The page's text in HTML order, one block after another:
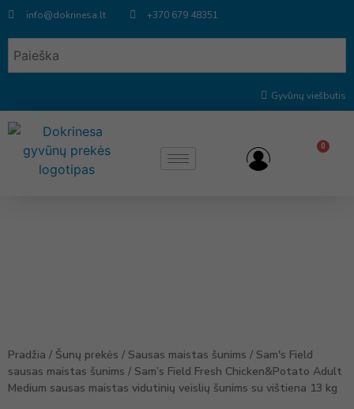
info@dokrinesa.lt +370 679 48351
Gyvūnų viešbutis
0
Pradžia / Šunų prekės / Sausas maistas šunims / Sam's Field
sausas maistas šunims / Sam’s Field Fresh Chicken&Potato Adult
Medium sausas maistas vidutinių veislių šunims su vištiena 13 kg